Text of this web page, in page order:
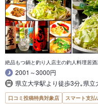
絶品もつ鍋と釣り人店主の釣人料理居酒
2001～3000円
県立大学駅より徒歩3分｡県
口コミ投稿特典対象店 スマート支払